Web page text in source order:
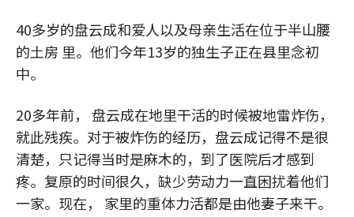
40多岁的盘云成和爱人以及母亲生活在位于半山腰
的土房 里。他们今年13岁的独生子正在县里念初
中。
20多年前， 盘云成在地里干活的时候被地雷炸伤，
就此残疾。对于被炸伤的经历，盘云成记得不是很
清楚，只记得当时是麻木的，到了医院后才感到
疼。复原的时间很久，缺少劳动力一直困扰着他们
一家。现在， 家里的重体力活都是由他妻子来干。